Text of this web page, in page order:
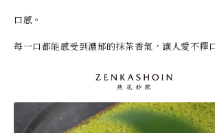
口感。
每一口都能感受到濃郁的抹茶香氣，讓人愛不釋